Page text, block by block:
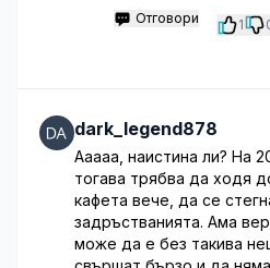
Отговори 1
dark_legend878
Ааааа, наистина ли? На
тогава трябва да ходя
кафета вече, да се
задръстванията. Ама
може да е без такива